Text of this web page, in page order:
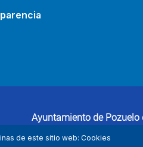
Ayuntamiento de Pozuelo
Plaza Mayor 1, 28223
de este sitio web: Cookies